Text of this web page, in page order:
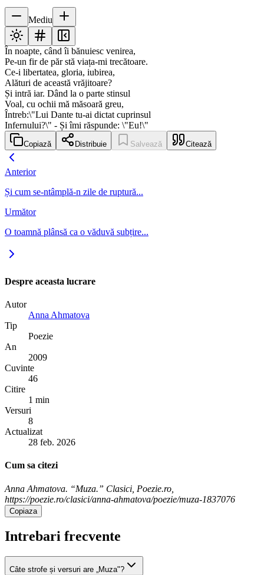
Mediu
În noapte, când îi bănuiesc venirea,
Pe-un fir de păr stă viața-mi trecătoare.
Ce-i libertatea, gloria, iubirea,
Alături de această vrăjitoare?
Și intră iar. Dând la o parte stinsul
Voal, cu ochii mă măsoară greu,
Întreb:\"Lui Dante tu-ai dictat cuprinsul
Infernului?\" - Și îmi răspunde: \"Eu!\"
Copiază Distribuie Salvează Citează
Anterior
Și cum se-ntâmplă-n zile de ruptură...
Următor
O toamnă plânsă ca o văduvă subțire...
Despre aceasta lucrare
Autor
Anna Ahmatova
Tip
Poezie
An
2009
Cuvinte
46
Citire
1 min
Versuri
8
Actualizat
28 feb. 2026
Cum sa citezi
Anna Ahmatova. “Muza.” Clasici, Poezie.ro,
https://poezie.ro/clasici/anna-ahmatova/poezie/muza-1837076
Copiaza
Intrebari frecvente
Câte strofe și versuri are „Muza"?